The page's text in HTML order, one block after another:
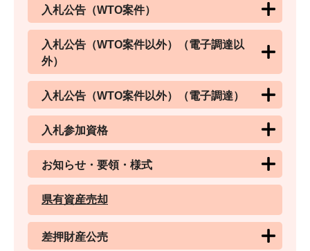
入札公告（WTO案件）
入札公告（WTO案件以外）（電子調達以
外）
入札公告（WTO案件以外）（電子調達）
入札参加資格
お知らせ・要領・様式
県有資産売却
差押財産公売